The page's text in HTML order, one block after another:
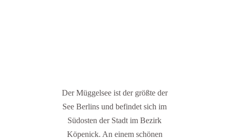
Der Müggelsee ist der größte der
See Berlins und befindet sich im
Südosten der Stadt im Bezirk
Köpenick. An einem schönen